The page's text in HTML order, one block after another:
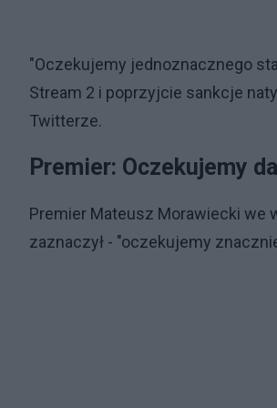
"Oczekujemy jednoznacznego
Stream 2 i poprzyjcie sankcje
Twitterze.
Premier: Oczekujemy
Premier Mateusz Morawiecki we
zaznaczył - "oczekujemy